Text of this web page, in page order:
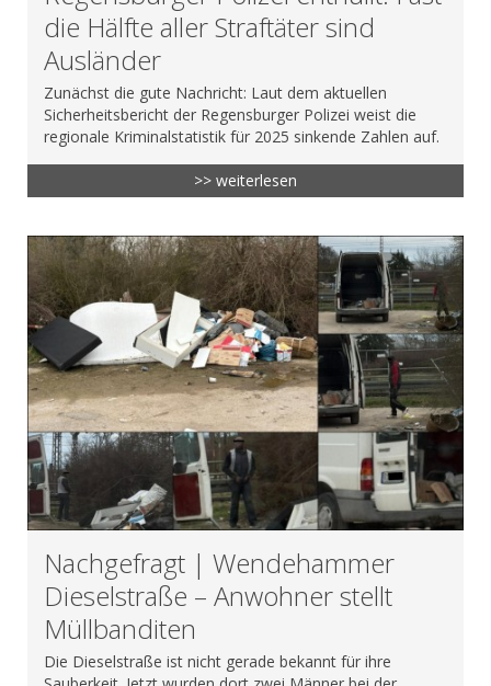
die Hälfte aller Straftäter sind
Ausländer
Zunächst die gute Nachricht: Laut dem aktuellen
Sicherheitsbericht der Regensburger Polizei weist die
regionale Kriminalstatistik für 2025 sinkende Zahlen auf.
>> weiterlesen
Nachgefragt | Wendehammer
Dieselstraße – Anwohner stellt
Müllbanditen
Die Dieselstraße ist nicht gerade bekannt für ihre